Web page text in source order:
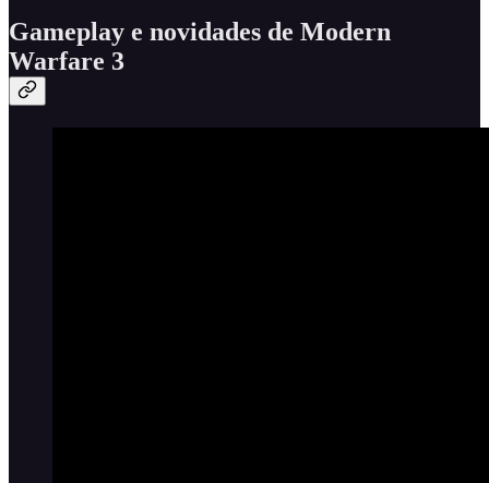
Gameplay e novidades de Modern
Warfare 3